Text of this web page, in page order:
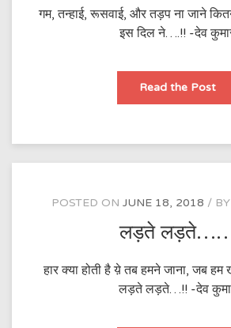
गम, तन्हाई, रूसवाई, और तड़प ना जाने
इस दिल ने….!! -देव
Read the Postमेरे
दिल
POSTED ON JUNE 18, 2018 BY
लड़ते
हार क्या होती है य़े तब हमने जाना, जब हम
लड़ते लड़ते…!! -देव